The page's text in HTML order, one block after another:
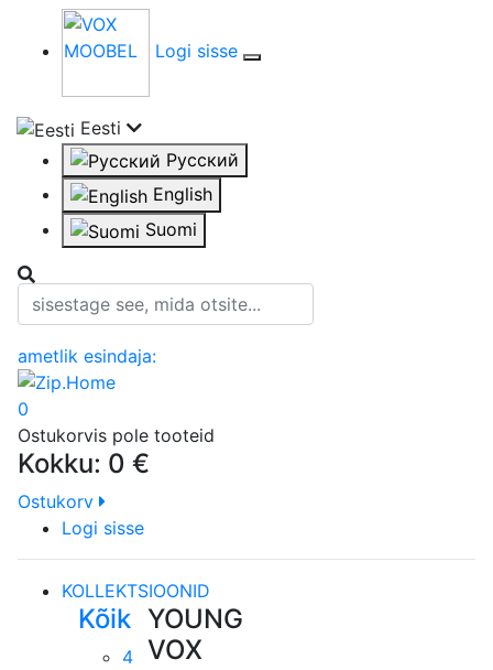
Logi sisse
Eesti
Русский
English
Suomi
Otsi:
ametlik esindaja:
0
Ostukorvis pole tooteid
Kokku: 0 €
Ostukorv
Logi sisse
KOLLEKTSIOONID
Kõik
4
YOUNG
VOX